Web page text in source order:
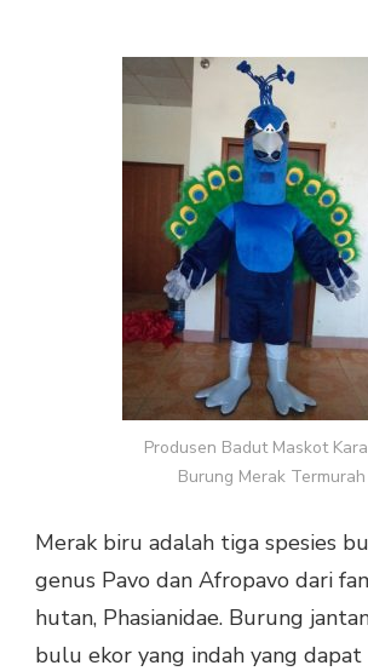
Produsen Badut Maskot
Burung Merak Termurah
Merak biru adalah tiga spesies
genus Pavo dan Afropavo dari
hutan, Phasianidae. Burung
bulu ekor yang indah yang dapat